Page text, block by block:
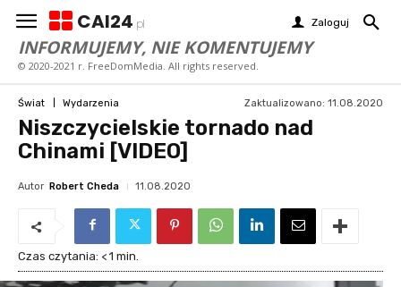
CAI24 pl Zaloguj
INFORMUJEMY, NIE KOMENTUJEMY
© 2020-2021 r. FreeDomMedia. All rights reserved.
Świat Wydarzenia Zaktualizowano: 11.08.2020
Niszczycielskie tornado nad
Chinami [VIDEO]
Autor Robert Cheda 11.08.2020
Czas czytania: < 1 min.